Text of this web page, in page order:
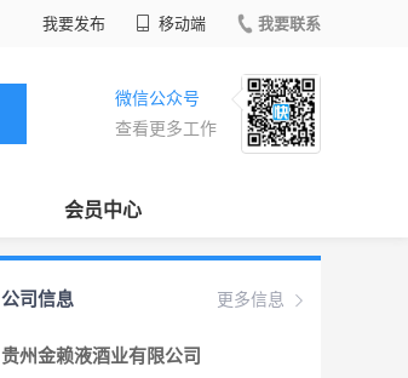
我要发布 移动端 我要联系
微信公众号
查看更多工作
会员中心
更多信息
公司信息
贵州金赖液酒业有限公司